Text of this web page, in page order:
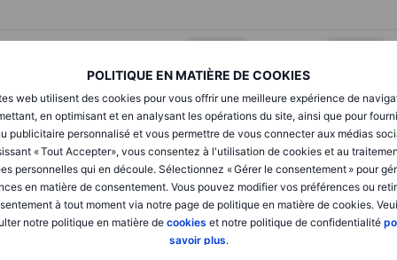
POLITIQUE EN MATIÈRE DE COOKIES
web utilisent des cookies pour vous offrir une meilleure expérience de
en optimisant et en analysant les opérations du site, ainsi que pour
publicitaire personnalisé et vous permettre de vous connecter aux médias
« Tout Accepter», vous consentez à l'utilisation de cookies et au
personnelles qui en découle. Sélectionnez « Gérer le consentement » pour
en matière de consentement. Vous pouvez modifier vos préférences ou
à tout moment via notre page de politique en matière de cookies.
notre politique en matière de cookies et notre politique de confidentialité
savoir plus.
XXXXXXX XXXXXXX
XXXXXXX
XXXXXXX XXXXXXX
XXXXXXX XXXXXXX
XXXXXXX XXXXXXX